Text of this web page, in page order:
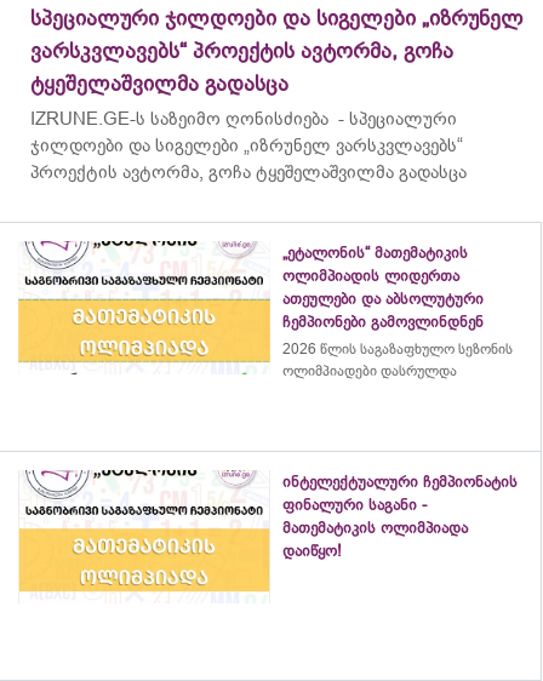
სპეციალური ჯილდოები და სიგელები „იზრუნელ
ვარსკვლავებს“ პროექტის ავტორმა, გოჩა
ტყეშელაშვილმა გადასცა
IZRUNE.GE-ს საზეიმო ღონისძიება - სპეციალური
ჯილდოები და სიგელები „იზრუნელ ვარსკვლავებს“
პროექტის ავტორმა, გოჩა ტყეშელაშვილმა გადასცა
„ეტალონის“ მათემატიკის
ოლიმპიადის ლიდერთა
ათეულები და აბსოლუტური
ჩემპიონები გამოვლინდნენ
2026 წლის საგაზაფხულო სეზონის
ოლიმპიადები დასრულდა
ინტელექტუალური ჩემპიონატის
ფინალური საგანი -
მათემატიკის ოლიმპიადა
დაიწყო!